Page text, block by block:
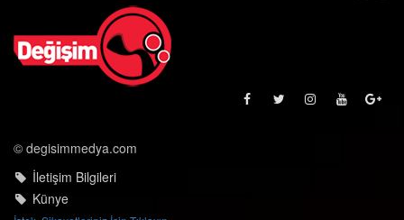
© degisimmedya.com
İletişim Bilgileri
Künye